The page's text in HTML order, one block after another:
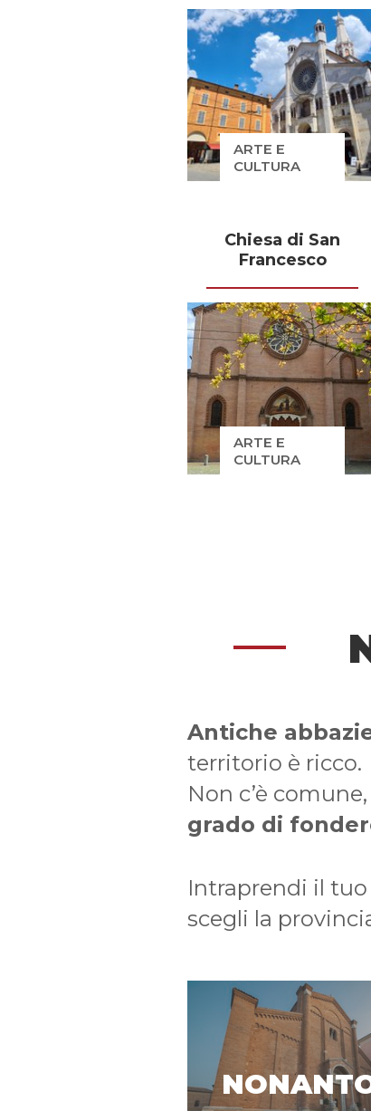
ARTE E
CULTURA
Chiesa di San
Francesco
ARTE E
CULTURA
Antiche
territorio è ricco.
Non c’è
grado di
Intraprendi il
scegli la